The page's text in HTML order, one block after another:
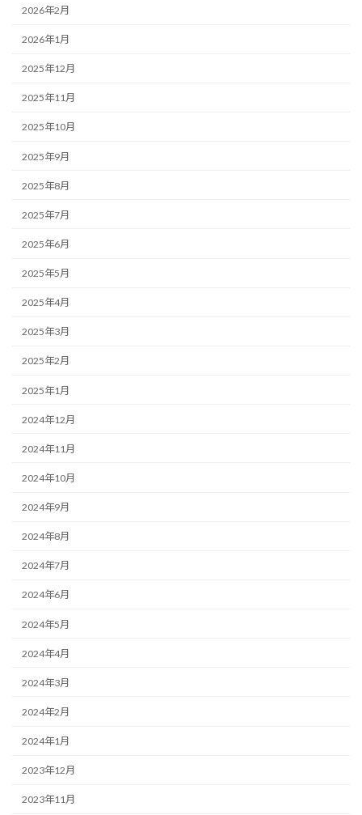
2026年2月
2026年1月
2025年12月
2025年11月
2025年10月
2025年9月
2025年8月
2025年7月
2025年6月
2025年5月
2025年4月
2025年3月
2025年2月
2025年1月
2024年12月
2024年11月
2024年10月
2024年9月
2024年8月
2024年7月
2024年6月
2024年5月
2024年4月
2024年3月
2024年2月
2024年1月
2023年12月
2023年11月